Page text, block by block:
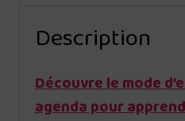
Description
Découvre le mode
agenda pour